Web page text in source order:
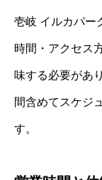
壱岐 イルカパー
時間・アクセス
味する必要があ
間含めてスケジ
す。